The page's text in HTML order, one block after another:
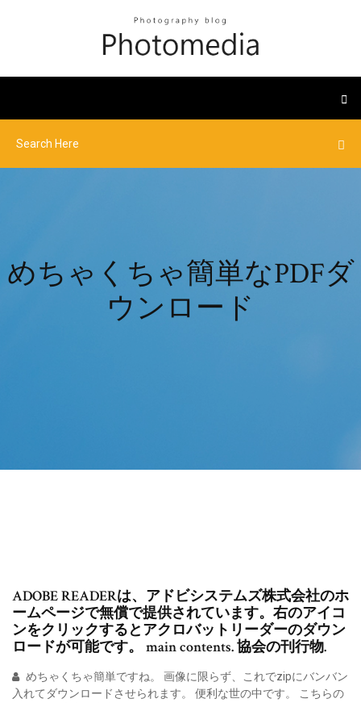
めちゃくちゃ簡単なPDFダ
ウンロード
ADOBE READERは、アドビシステムズ株式会社のホ
ームページで無償で提供されています。右のアイコ
ンをクリックするとアクロバットリーダーのダウン
ロードが可能です。 main contents. 協会の刊行物.
めちゃくちゃ簡単ですね。 画像に限らず、これでzipにバンバン
入れてダウンロードさせられます。 便利な世の中です。 こちらの